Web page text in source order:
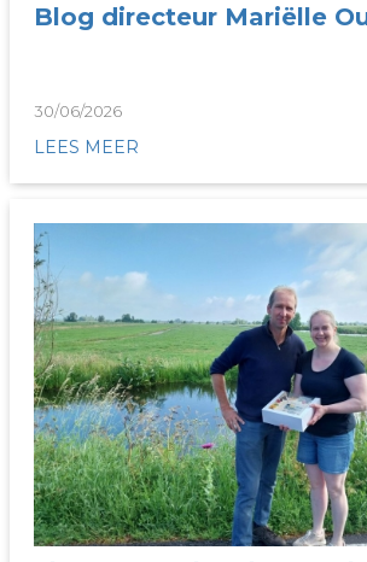
Blog directeur Mariëlle
30/06/2026
LEES MEER